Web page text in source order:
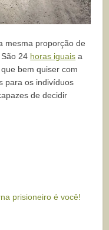
mesma proporção de
. São 24 horas iguais a
bem quiser com
para os indivíduos
de decidir
prisioneiro é você!